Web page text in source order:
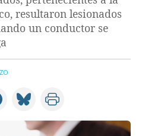
resultaron lesionados
un conductor se